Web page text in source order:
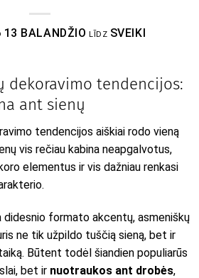
13 BALANDŽIO LĪDZ SVEIKI
dekoravimo tendencijos:
ant sienų
tendencijos aiškiai rodo vieną
vis rečiau kabina neapgalvotus,
elementus ir vis dažniau renkasi
didesnio formato akcentų, asmeniškų
ne tik užpildo tuščią sieną, bet ir
Būtent todėl šiandien populiarūs
bet ir nuotraukos ant drobės,